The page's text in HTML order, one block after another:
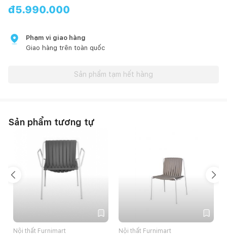
đ5.990.000
Phạm vi giao hàng
Giao hàng trên toàn quốc
Sản phẩm tạm hết hàng
Sản phẩm tương tự
Nội thất Furnimart Nội thất Furnimart